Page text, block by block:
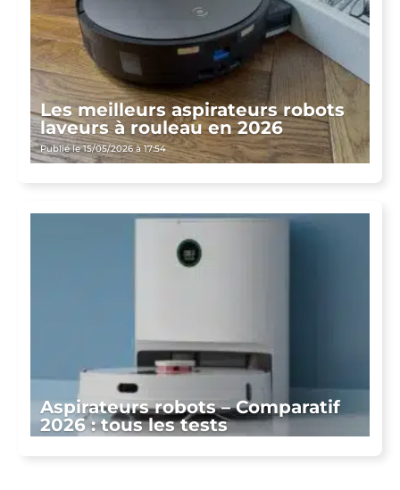
Les meilleurs aspirateurs robots
laveurs à rouleau en 2026
Publié le 15/05/2026 à 17:54
Aspirateurs robots – Comparatif
2026 : tous les tests